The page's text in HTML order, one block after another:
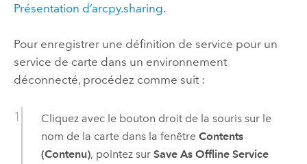
Présentation d’arcpy.sharing.
Pour enregistrer une définition de service pour un
service de carte dans un environnement
déconnecté, procédez comme suit :
Cliquez avec le bouton droit de la souris sur le
nom de la carte dans la fenêtre Contents
(Contenu), pointez sur Save As Offline Service